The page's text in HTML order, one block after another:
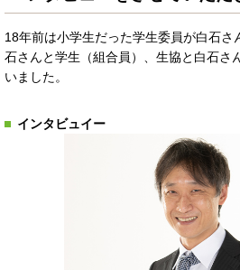
18年前は小学生だった学生委員が白石さ
石さんと学生（組合員）、生協と白石さ
いました。
インタビュイー